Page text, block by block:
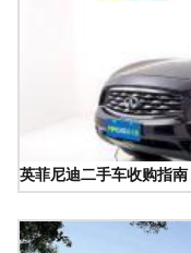
英菲尼迪二手车收购指